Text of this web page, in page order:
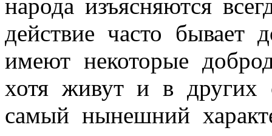
народа изъясняются
действие часто бывает
имеют некоторые
хотя живут и в других
самый нынешний